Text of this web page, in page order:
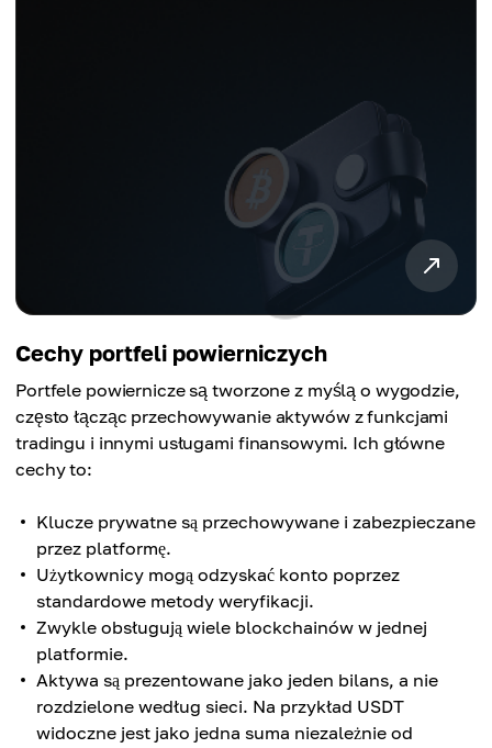
Cechy portfeli powierniczych
Portfele powiernicze są tworzone z myślą o wygodzie,
często łącząc przechowywanie aktywów z funkcjami
tradingu i innymi usługami finansowymi. Ich główne
cechy to:
Klucze prywatne są przechowywane i zabezpieczane
przez platformę.
Użytkownicy mogą odzyskać konto poprzez
standardowe metody weryfikacji.
Zwykle obsługują wiele blockchainów w jednej
platformie.
Aktywa są prezentowane jako jeden bilans, a nie
rozdzielone według sieci. Na przykład USDT
widoczne jest jako jedna suma niezależnie od